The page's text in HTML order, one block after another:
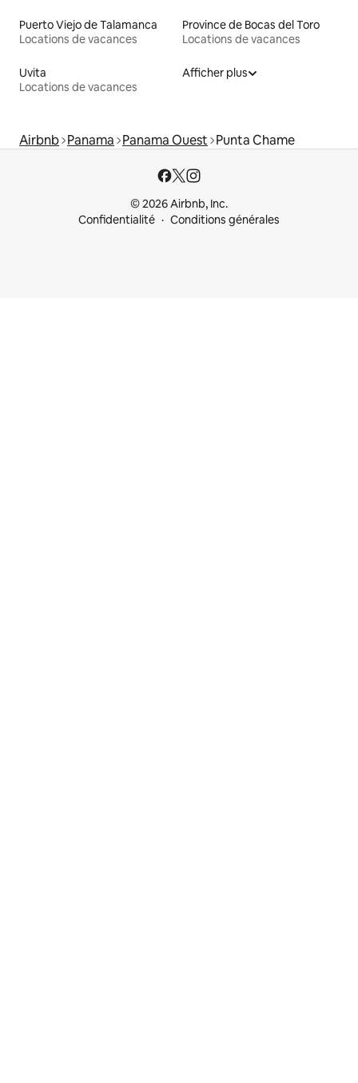
Puerto Viejo de Talamanca
Locations de vacances
Province de Bocas del Toro
Locations de vacances
Uvita
Locations de vacances
Afficher plus
Airbnb Panama Panama Ouest Punta Chame
© 2026 Airbnb, Inc.
Confidentialité
Conditions générales